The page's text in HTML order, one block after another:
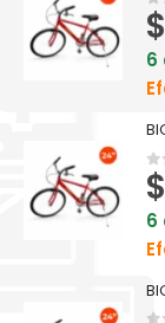
0
$
6
0
$
6